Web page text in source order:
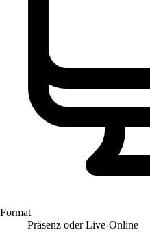
Format
Präsenz oder Live-Online